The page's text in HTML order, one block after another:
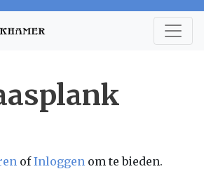
ofInloggen om te bieden.